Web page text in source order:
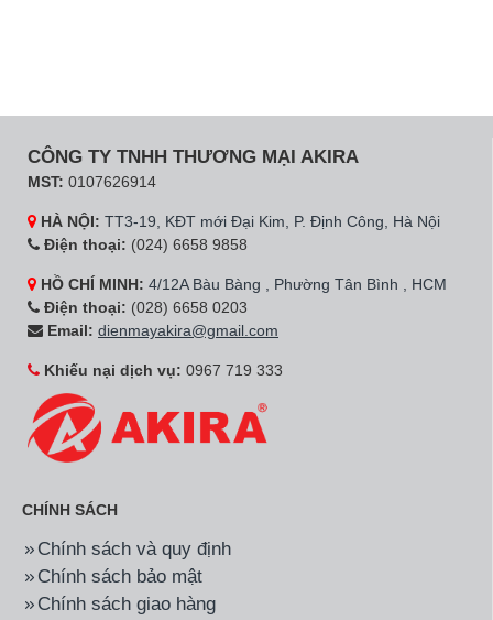
CÔNG TY TNHH THƯƠNG MẠI AKIRA
MST: 0107626914
HÀ NỘI: TT3-19, KĐT mới Đại Kim, P. Định Công, Hà Nội
Điện thoại: (024) 6658 9858
HỒ CHÍ MINH: 4/12A Bàu Bàng , Phường Tân Bình , HCM
Điện thoại: (028) 6658 0203
Email: dienmayakira@gmail.com
Khiếu nại dịch vụ: 0967 719 333
CHÍNH SÁCH
Chính sách và quy định
Chính sách bảo mật
Chính sách giao hàng